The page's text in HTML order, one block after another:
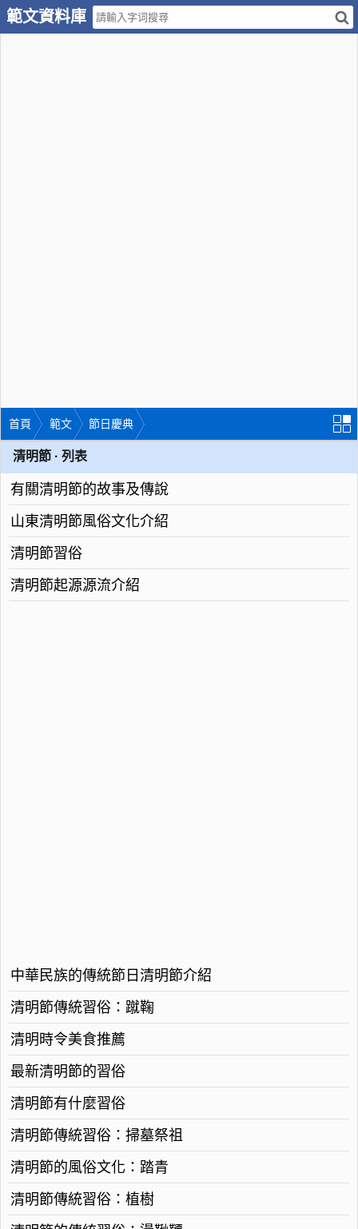
範文資料庫
首頁 範文 節日慶典
清明節 · 列表
有關清明節的故事及傳說
山東清明節風俗文化介紹
清明節習俗
清明節起源源流介紹
中華民族的傳統節日清明節介紹
清明節傳統習俗：蹴鞠
清明時令美食推薦
最新清明節的習俗
清明節有什麼習俗
清明節傳統習俗：掃墓祭祖
清明節的風俗文化：踏青
清明節傳統習俗：植樹